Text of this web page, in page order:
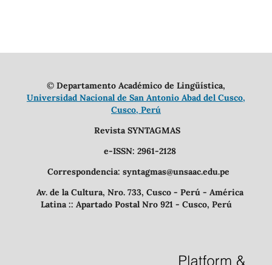
© Departamento Académico de Lingüística,
Universidad Nacional de San Antonio Abad del Cusco,
Cusco, Perú
Revista SYNTAGMAS
e-ISSN: 2961-2128
Correspondencia: syntagmas@unsaac.edu.pe
Av. de la Cultura, Nro. 733, Cusco - Perú - América
Latina :: Apartado Postal Nro 921 - Cusco, Perú